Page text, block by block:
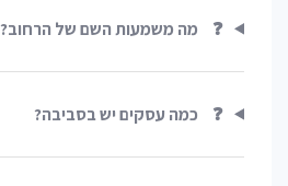
❓ מה משמעות השם של הרחוב?
❓ כמה עסקים יש בסביבה?